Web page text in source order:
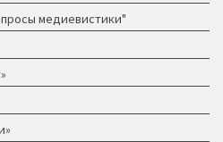
медиевистики"